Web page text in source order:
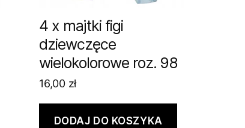
4 x majtki figi
dziewczęce
wielokolorowe roz. 98
16,00 zł
DODAJ DO KOSZYKA